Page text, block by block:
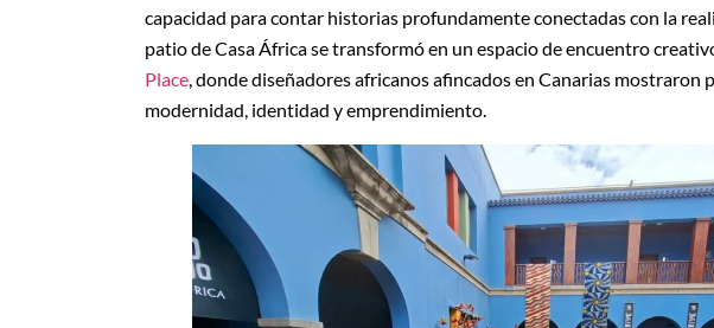
capacidad para contar historias profundamente conectadas con la
patio de Casa África se transformó en un espacio de encuentro
Place, donde diseñadores africanos afincados en Canarias
modernidad, identidad y emprendimiento.